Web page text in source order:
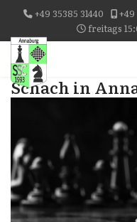
+49 35385 31440 +49
freitags
Schach in